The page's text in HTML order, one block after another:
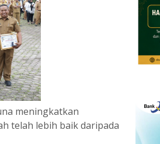
meningkatkan
telah lebih baik daripada